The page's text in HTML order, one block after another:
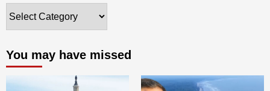
You may have missed